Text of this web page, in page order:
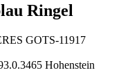
Ringel